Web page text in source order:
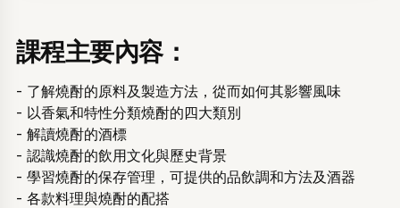
課程主要內容：
- 了解燒酎的原料及製造方法，從而如何其影響風味
- 以香氣和特性分類燒酎的四大類別
- 解讀燒酎的酒標
- 認識燒酎的飲用文化與歷史背景
- 學習燒酎的保存管理，可提供的品飲調和方法及酒器
- 各款料理與燒酎的配搭